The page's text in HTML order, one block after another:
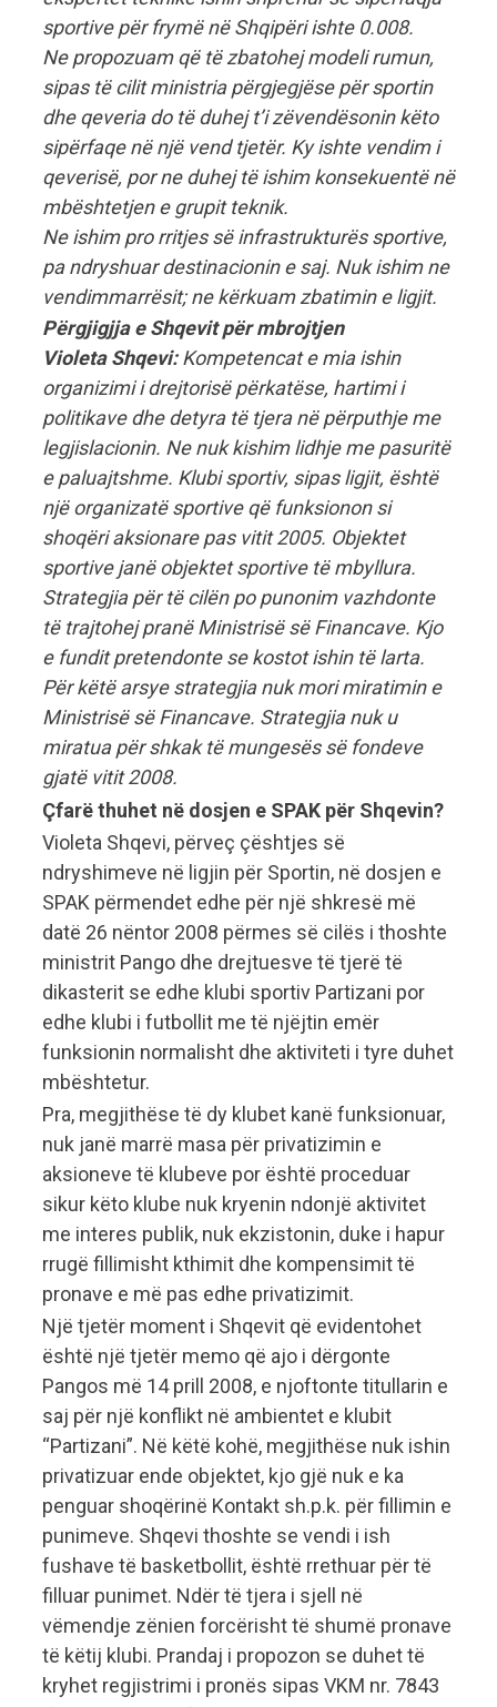
sportive për frymë në Shqipëri ishte 0.008.
Ne propozuam që të zbatohej modeli rumun,
sipas të cilit ministria përgjegjëse për sportin
dhe qeveria do të duhej t’i zëvendësonin këto
sipërfaqe në një vend tjetër. Ky ishte vendim i
qeverisë, por ne duhej të ishim konsekuentë në
mbështetjen e grupit teknik.
Ne ishim pro rritjes së infrastrukturës sportive,
pa ndryshuar destinacionin e saj. Nuk ishim ne
vendimmarrësit; ne kërkuam zbatimin e ligjit.
Përgjigjja e Shqevit për mbrojtjen
Violeta Shqevi:Kompetencat e mia ishin
organizimi i drejtorisë përkatëse, hartimi i
politikave dhe detyra të tjera në përputhje me
legjislacionin. Ne nuk kishim lidhje me pasuritë
e paluajtshme. Klubi sportiv, sipas ligjit, është
një organizatë sportive që funksionon si
shoqëri aksionare pas vitit 2005. Objektet
sportive janë objektet sportive të mbyllura.
Strategjia për të cilën po punonim vazhdonte
të trajtohej pranë Ministrisë së Financave. Kjo
e fundit pretendonte se kostot ishin të larta.
Për këtë arsye strategjia nuk mori miratimin e
Ministrisë së Financave. Strategjia nuk u
miratua për shkak të mungesës së fondeve
gjatë vitit 2008.
Çfarë thuhet në dosjen e SPAK për Shqevin?
Violeta Shqevi, përveç çështjes së
ndryshimeve në ligjin për Sportin, në dosjen e
SPAK përmendet edhe për një shkresë më
datë 26 nëntor 2008 përmes së cilës i thoshte
ministrit Pango dhe drejtuesve të tjerë të
dikasterit se edhe klubi sportiv Partizani por
edhe klubi i futbollit me të njëjtin emër
funksionin normalisht dhe aktiviteti i tyre duhet
mbështetur.
Pra, megjithëse të dy klubet kanë funksionuar,
nuk janë marrë masa për privatizimin e
aksioneve të klubeve por është proceduar
sikur këto klube nuk kryenin ndonjë aktivitet
me interes publik, nuk ekzistonin, duke i hapur
rrugë fillimisht kthimit dhe kompensimit të
pronave e më pas edhe privatizimit.
Një tjetër moment i Shqevit që evidentohet
është një tjetër memo që ajo i dërgonte
Pangos më 14 prill 2008, e njoftonte titullarin e
saj për një konflikt në ambientet e klubit
“Partizani”. Në këtë kohë, megjithëse nuk ishin
privatizuar ende objektet, kjo gjë nuk e ka
penguar shoqërinë Kontakt sh.p.k. për fillimin e
punimeve. Shqevi thoshte se vendi i ish
fushave të basketbollit, është rrethuar për të
filluar punimet. Ndër të tjera i sjell në
vëmendje zënien forcërisht të shumë pronave
të këtij klubi. Prandaj i propozon se duhet të
kryhet regjistrimi i pronës sipas VKM nr. 7843